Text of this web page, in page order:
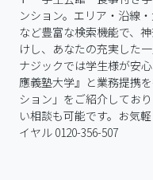
ンション。エリア・沿線
など豊富な検索機能で、
けし、あなたの充実した
ナジックでは学生様が安
應義塾大学』と業務提携
ション」をご紹介してお
い相談も可能です。お気
イヤル 0120-356-507